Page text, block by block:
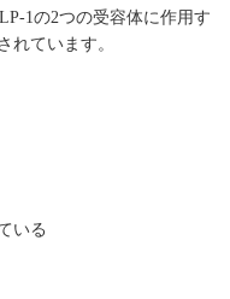
1の2つの受容体に作用す
れています。
いる